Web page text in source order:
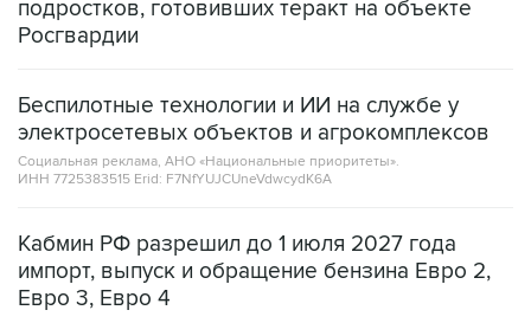
подростков, готовивших теракт на объекте
Росгвардии
Беспилотные технологии и ИИ на службе у
электросетевых объектов и агрокомплексов
Социальная реклама, АНО «Национальные приоритеты».
ИНН 7725383515 Erid: F7NfYUJCUneVdwcydK6A
Кабмин РФ разрешил до 1 июля 2027 года
импорт, выпуск и обращение бензина Евро 2,
Евро 3, Евро 4